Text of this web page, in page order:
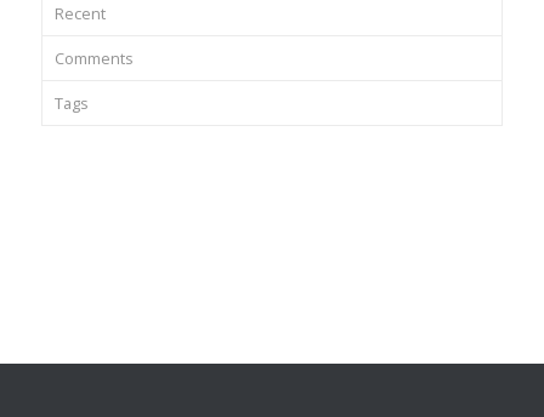
Recent
Comments
Tags